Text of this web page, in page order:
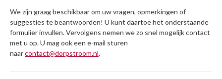
We zijn graag beschikbaar om uw vragen, opmerkingen of
suggesties te beantwoorden! U kunt daartoe het onderstaande
formulier invullen. Vervolgens nemen we zo snel mogelijk contact
met u op. U mag ook een e-mail sturen
naarcontact@dorpstroom.nl.